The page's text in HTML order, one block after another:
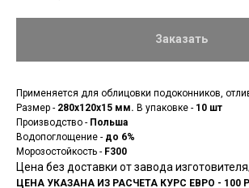
Заказать
Применяется для облицовки подоконников,
Размер - 280x120x15 мм. В упаковке - 10 шт
Производство - Польша
Водопоглощение - до 6%
Морозостойкость - F300
Цена без доставки от завода
ЦЕНА УКАЗАНА ИЗ РАСЧЕТА КУРС ЕВРО - 100